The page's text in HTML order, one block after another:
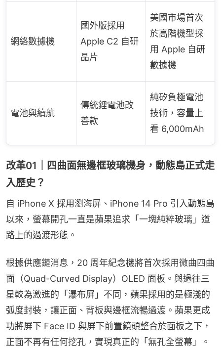
網絡數據機
國外版採用
Apple C2 自研
晶片
美國市場首次
於高階機型採
用 Apple 自研
數據機
電池與續航
傳統鋰電池改
善款
純矽負極電池
技術，容量上
看 6,000mAh
改革01｜四曲面無邊框玻璃機身，動態島正式走
入歷史？
自 iPhone X 採用瀏海屏、iPhone 14 Pro 引入動態島
以來，螢幕開孔一直是蘋果追求「一塊純粹玻璃」道
路上的過渡形態。
根據供應鏈消息，20 周年紀念機將首次採用微曲四曲
面（Quad-Curved Display）OLED 面板。與過往三
星較為激進的「瀑布屏」不同，蘋果採用的是極淺的
弧度封裝，讓正面、背板與邊框流暢過渡。蘋果更成
功將屏下 Face ID 與屏下前置鏡頭整合於面板之下，
正面不再有任何挖孔，實現真正的「無孔全螢幕」。